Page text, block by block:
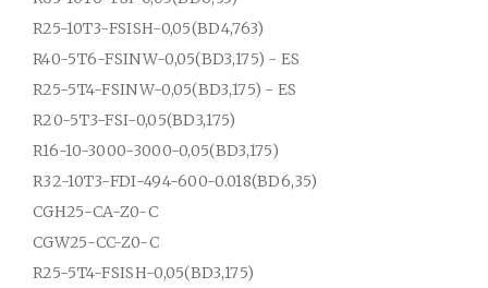
R25-10T3-FSISH-0,05(BD4,763)
R40-5T6-FSINW-0,05(BD3,175) - ES
R25-5T4-FSINW-0,05(BD3,175) - ES
R20-5T3-FSI-0,05(BD3,175)
R16-10-3000-3000-0,05(BD3,175)
R32-10T3-FDI-494-600-0.018(BD6,35)
CGH25-CA-Z0-C
CGW25-CC-Z0-C
R25-5T4-FSISH-0,05(BD3,175)